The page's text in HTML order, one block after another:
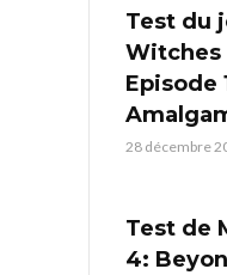
Test du
Witches
Episode
28 décembre
Test de
4: